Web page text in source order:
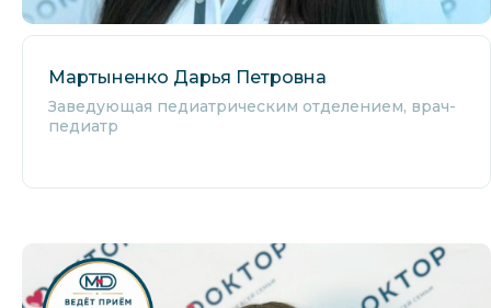
Мартыненко Дарья Петровна
Заведующая педиатрическим отделением, врач-
педиатр